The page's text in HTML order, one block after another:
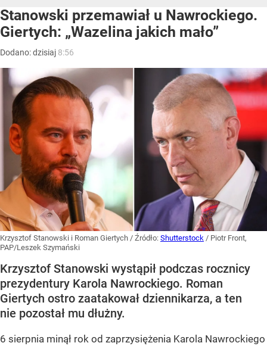
Stanowski przemawiał u Nawrockiego.
Giertych: „Wazelina jakich mało”
Dodano:dzisiaj 8:56
Krzysztof Stanowski i Roman Giertych / Źródło: Shutterstock / Piotr Front,
PAP/Leszek Szymański
Krzysztof Stanowski wystąpił podczas rocznicy
prezydentury Karola Nawrockiego. Roman
Giertych ostro zaatakował dziennikarza, a ten
nie pozostał mu dłużny.
6 sierpnia minął rok od zaprzysiężenia Karola Nawrockiego